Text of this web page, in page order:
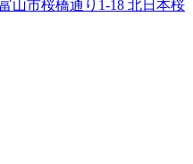
山市桜橋通り1-18 北日本桜